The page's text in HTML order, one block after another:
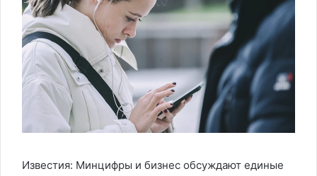
Известия: Минцифры и бизнес обсуждают единые